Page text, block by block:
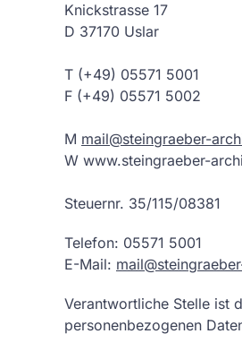
Knickstrasse 17
D 37170 Uslar
T (+49) 05571 5001
F (+49) 05571 5002
M mail@steingraeber-
W www.steingraeber-
Steuernr. 35/115/08381
Telefon: 05571 5001
E-Mail:
Verantwortliche Stelle ist
personenbezogenen